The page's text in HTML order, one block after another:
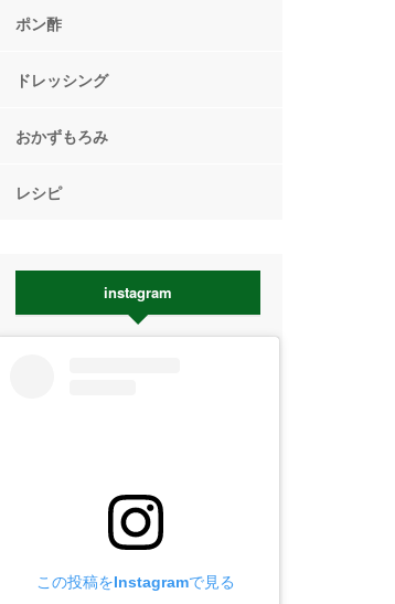
ポン酢
ドレッシング
おかずもろみ
レシピ
instagram
この投稿をInstagramで見る